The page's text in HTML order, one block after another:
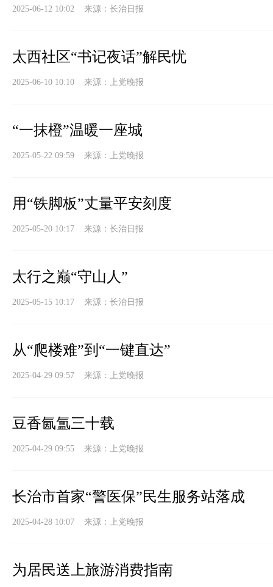
2025-06-12 10:02 来源： 长治日报
太西社区“书记夜话”解民忧
2025-06-10 10:10 来源： 上党晚报
“一抹橙”温暖一座城
2025-05-22 09:59 来源： 上党晚报
用“铁脚板”丈量平安刻度
2025-05-20 10:17 来源： 长治日报
太行之巅“守山人”
2025-05-15 10:17 来源： 长治日报
从“爬楼难”到“一键直达”
2025-04-29 09:57 来源： 上党晚报
豆香氤氲三十载
2025-04-29 09:55 来源： 上党晚报
长治市首家“警医保”民生服务站落成
2025-04-28 10:07 来源： 上党晚报
为居民送上旅游消费指南